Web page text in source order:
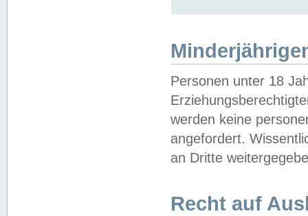
Personen unter 18
werden keine
angefordert.
an Dritte
Recht auf